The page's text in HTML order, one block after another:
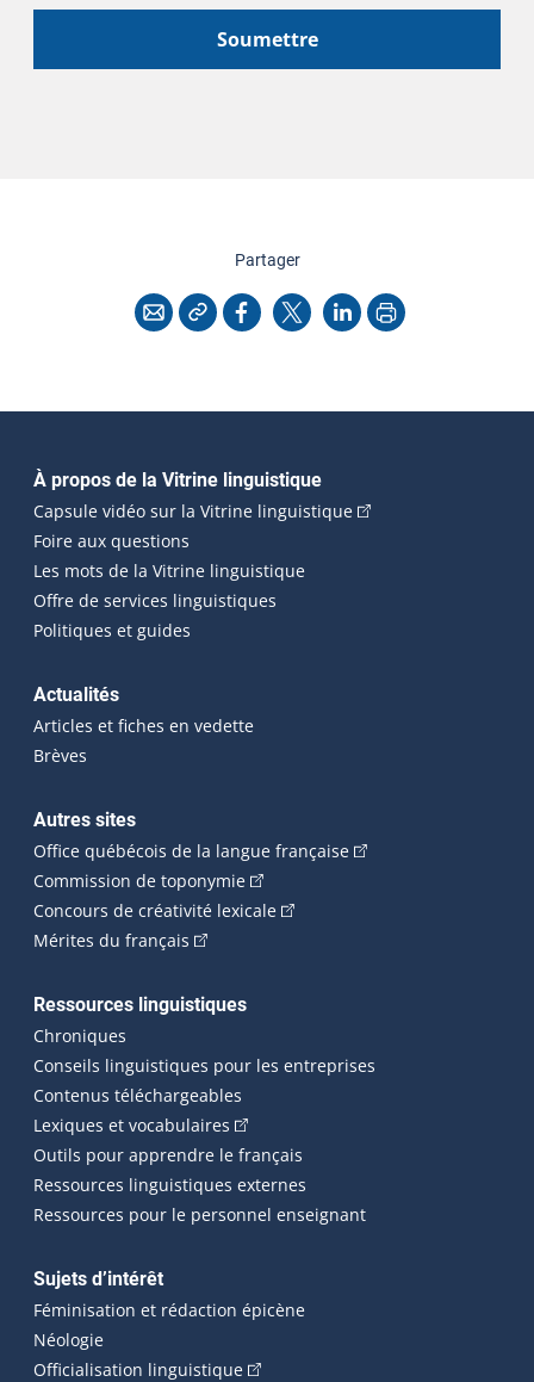
Soumettre
Partagercette page
CourrielCopier l'adresse
Facebook
X LinkedInImprimer
Navigation principale
À propos de la Vitrine linguistique
Capsule vidéo sur la Vitrine linguistique(Cet hyperlien
Foire aux questions
Les mots de la Vitrine linguistique
Offre de services linguistiques
Politiques et guides
Actualités
Articles et fiches en vedette
Brèves
Autres sites
Office québécois de la langue française(Cet hyperlien
Commission de toponymie(Cet hyperlien externe s'ouvrira
Concours de créativité lexicale(Cet hyperlien externe
Mérites du français (Cet hyperlien externe s'ouvrira dans une
Ressources linguistiques
Chroniques
Conseils linguistiques pour les entreprises
Contenus téléchargeables
Lexiques et vocabulaires (Cet hyperlien externe s'ouvrira
Outils pour apprendre le français
Ressources linguistiques externes
Ressources pour le personnel enseignant
Sujets d’intérêt
Féminisation et rédaction épicène
Néologie
Officialisation linguistique(Cet hyperlien externe s'ouvrira